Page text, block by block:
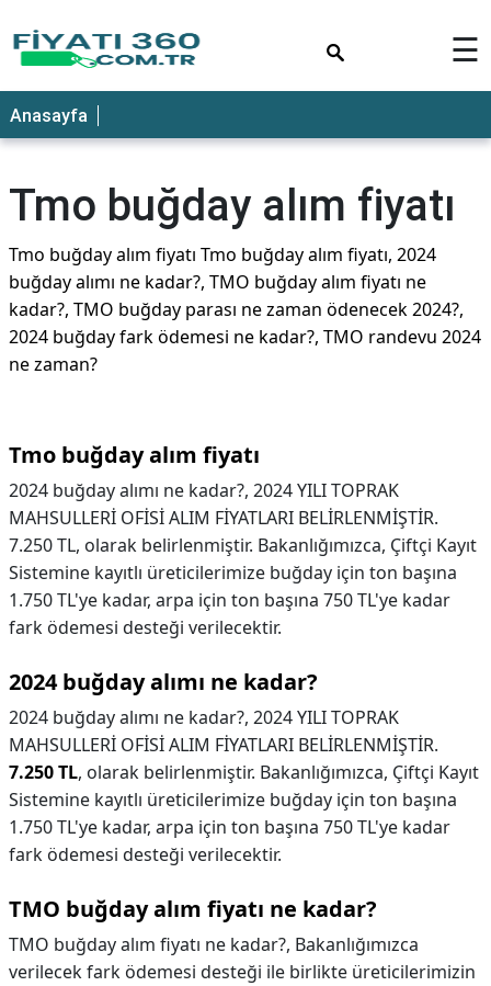
☰
Anasayfa
Tmo buğday alım fiyatı
Tmo buğday alım fiyatı Tmo buğday alım fiyatı, 2024
buğday alımı ne kadar?, TMO buğday alım fiyatı ne
kadar?, TMO buğday parası ne zaman ödenecek 2024?,
2024 buğday fark ödemesi ne kadar?, TMO randevu 2024
ne zaman?
Tmo buğday alım fiyatı
2024 buğday alımı ne kadar?, 2024 YILI TOPRAK
MAHSULLERİ OFİSİ ALIM FİYATLARI BELİRLENMİŞTİR.
7.250 TL, olarak belirlenmiştir. Bakanlığımızca, Çiftçi Kayıt
Sistemine kayıtlı üreticilerimize buğday için ton başına
1.750 TL'ye kadar, arpa için ton başına 750 TL'ye kadar
fark ödemesi desteği verilecektir.
2024 buğday alımı ne kadar?
2024 buğday alımı ne kadar?, 2024 YILI TOPRAK
MAHSULLERİ OFİSİ ALIM FİYATLARI BELİRLENMİŞTİR.
7.250 TL, olarak belirlenmiştir. Bakanlığımızca, Çiftçi Kayıt
Sistemine kayıtlı üreticilerimize buğday için ton başına
1.750 TL'ye kadar, arpa için ton başına 750 TL'ye kadar
fark ödemesi desteği verilecektir.
TMO buğday alım fiyatı ne kadar?
TMO buğday alım fiyatı ne kadar?, Bakanlığımızca
verilecek fark ödemesi desteği ile birlikte üreticilerimizin